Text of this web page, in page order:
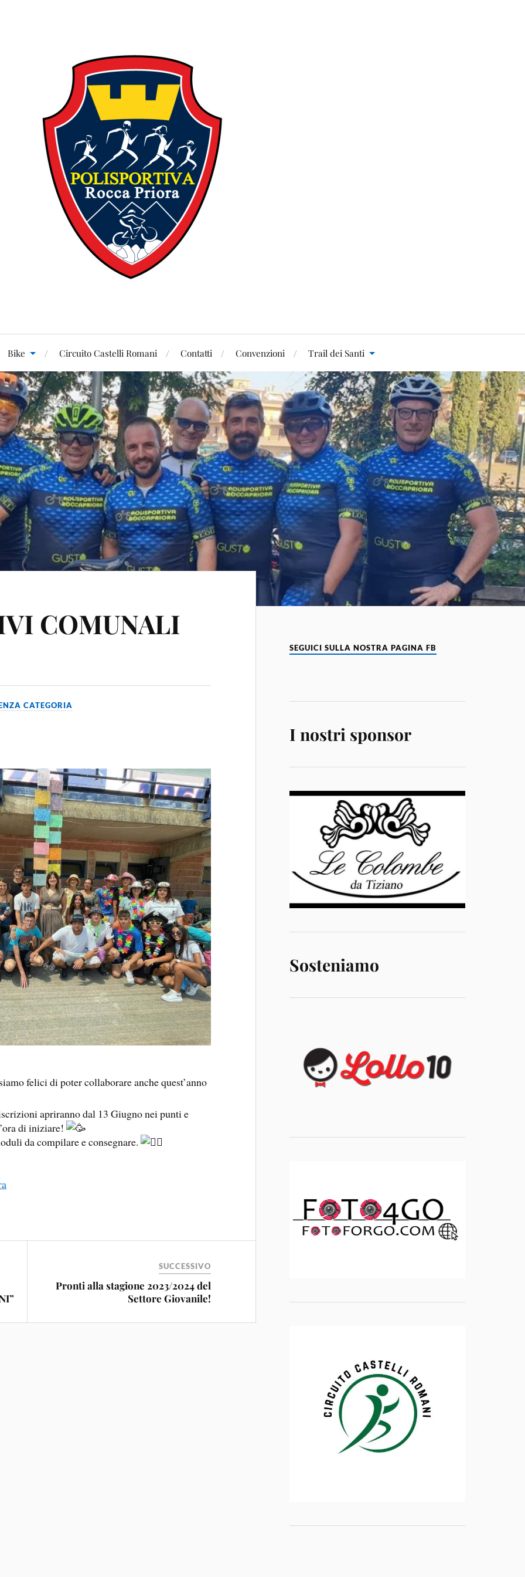
Bike Circuito Castelli Romani Contatti Convenzioni Trail dei Santi
COMUNALI
CATEGORIA
felici di poter collaborare anche quest’anno
apriranno dal 13 Giugno nei punti e
di iniziare!
da compilare e consegnare.
SUCCESSIVO
Pronti alla stagione 2023/2024 del
Settore Giovanile!
SEGUICI SULLA NOSTRA PAGINA FB
I nostri sponsor
Sosteniamo